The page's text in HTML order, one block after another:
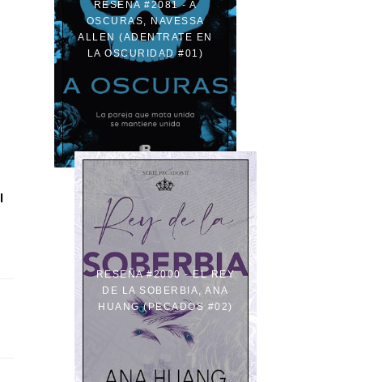
RESEÑA #2081 - A
OSCURAS, NAVESSA
ALLEN (ADENTRATE EN
LA OSCURIDAD #01)
RESEÑA #2000 - EL REY
DE LA SOBERBIA, ANA
HUANG (PECADOS #02)